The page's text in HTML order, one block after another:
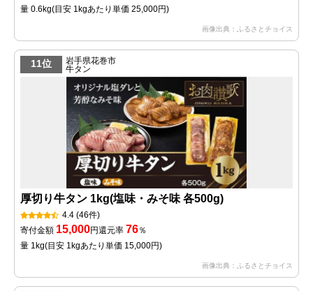
量 0.6kg(目安 1kgあたり単価 25,000円)
画像出典：ふるさとチョイス
11位
岩手県花巻市
牛タン
厚切り牛タン 1kg(塩味・みそ味 各500g)
4.4 (46件)
寄付金額 15,000円還元率 76％
量 1kg(目安 1kgあたり単価 15,000円)
画像出典：ふるさとチョイス